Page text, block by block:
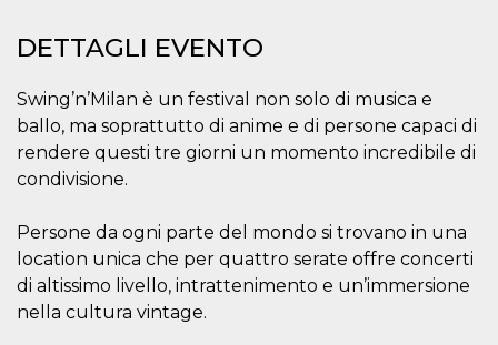
DETTAGLI EVENTO
Swing’n’Milan è un festival non solo di musica e
ballo, ma soprattutto di anime e di persone capaci di
rendere questi tre giorni un momento incredibile di
condivisione.
Persone da ogni parte del mondo si trovano in una
location unica che per quattro serate offre concerti
di altissimo livello, intrattenimento e un’immersione
nella cultura vintage.
senza.
Nome
Dominio
Scadenza Descrizione
cf_clearance
Cloudflare,
Inc.
.oooh.events
1 anno
Clearance
Cookie from
CloudFlare
used to no
longer issue a
captcha or
jschallenge
challenge if